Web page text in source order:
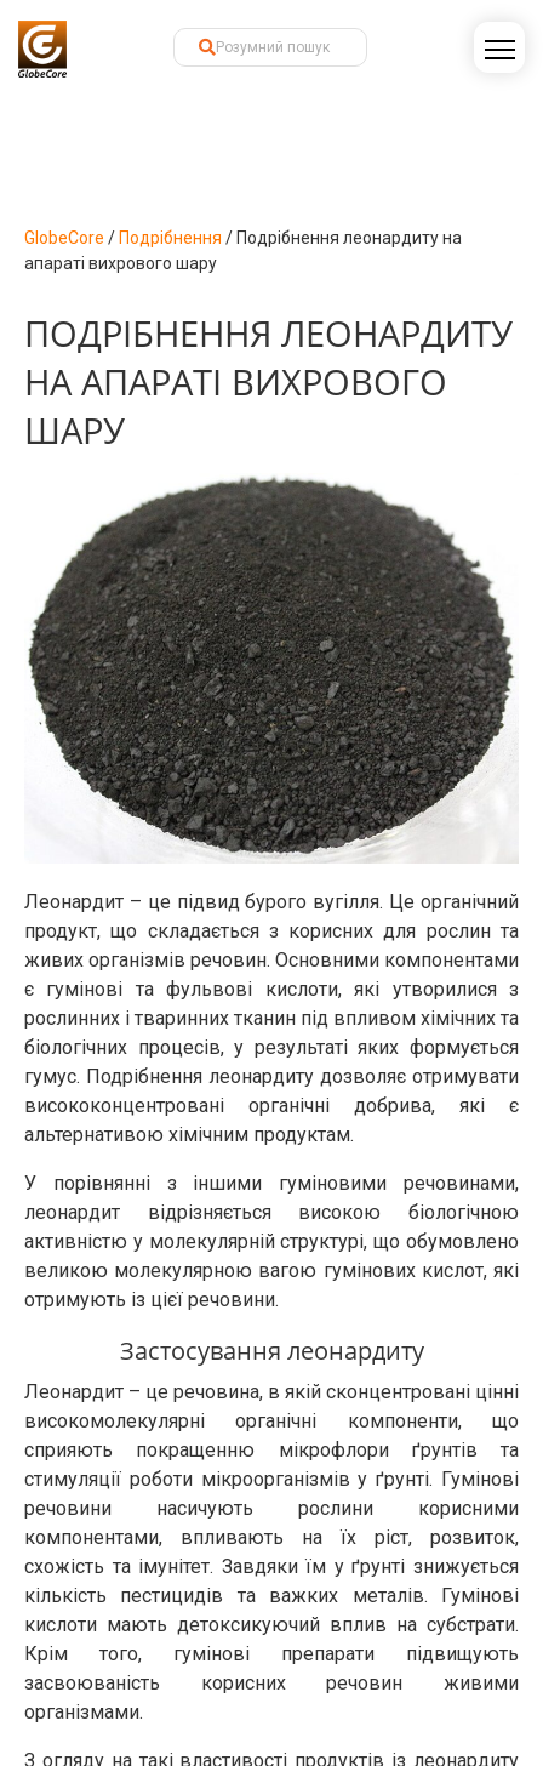
GlobeCore / Подрібнення / Подрібнення леонардиту на
апараті вихрового шару
ПОДРІБНЕННЯ ЛЕОНАРДИТУ
НА АПАРАТІ ВИХРОВОГО
ШАРУ
Леонардит – це підвид бурого вугілля. Це органічний
продукт, що складається з корисних для рослин та
живих організмів речовин. Основними компонентами
є гумінові та фульвові кислоти, які утворилися з
рослинних і тваринних тканин під впливом хімічних та
біологічних процесів, у результаті яких формується
гумус. Подрібнення леонардиту дозволяє отримувати
висококонцентровані органічні добрива, які є
альтернативою хімічним продуктам.
У порівнянні з іншими гуміновими речовинами,
леонардит відрізняється високою біологічною
активністю у молекулярній структурі, що обумовлено
великою молекулярною вагою гумінових кислот, які
отримують із цієї речовини.
Застосування леонардиту
Леонардит – це речовина, в якій сконцентровані цінні
високомолекулярні органічні компоненти, що
сприяють покращенню мікрофлори ґрунтів та
стимуляції роботи мікроорганізмів у ґрунті. Гумінові
речовини насичують рослини корисними
компонентами, впливають на їх ріст, розвиток,
схожість та імунітет. Завдяки їм у ґрунті знижується
кількість пестицидів та важких металів. Гумінові
кислоти мають детоксикуючий вплив на субстрати.
Крім того, гумінові препарати підвищують
засвоюваність корисних речовин живими
організмами.
З огляду на такі властивості продуктів із леонардиту